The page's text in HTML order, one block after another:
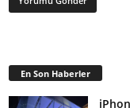
En Son Haberler